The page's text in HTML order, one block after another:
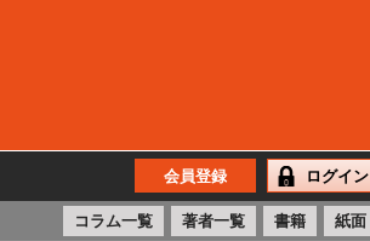
会員登録 ログイン
コラム一覧 著者一覧 書籍 紙面